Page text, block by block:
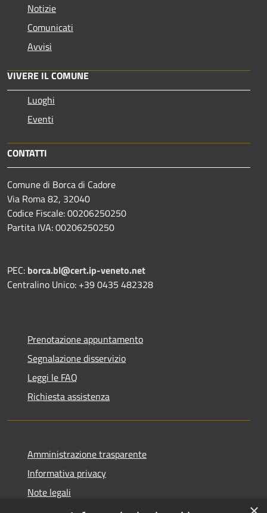
Notizie
Comunicati
Avvisi
VIVERE IL COMUNE
Luoghi
Eventi
CONTATTI
Comune di Borca di Cadore
Via Roma 82, 32040
Codice Fiscale: 00206250250
Partita IVA: 00206250250
PEC: borca.bl@cert.ip-veneto.net
Centralino Unico: +39 0435 482328
Prenotazione appuntamento
Segnalazione disservizio
Leggi le FAQ
Richiesta assistenza
Amministrazione trasparente
Informativa privacy
Note legali